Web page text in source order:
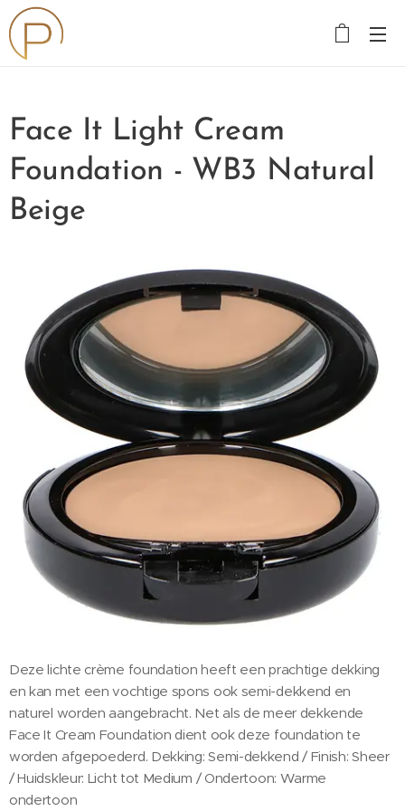
Face It Light Cream
Foundation - WB3 Natural
Beige
Deze lichte crème foundation heeft een prachtige dekking
en kan met een vochtige spons ook semi-dekkend en
naturel worden aangebracht. Net als de meer dekkende
Face It Cream Foundation dient ook deze foundation te
worden afgepoederd. Dekking: Semi-dekkend / Finish: Sheer
/ Huidskleur: Licht tot Medium / Ondertoon: Warme
ondertoon